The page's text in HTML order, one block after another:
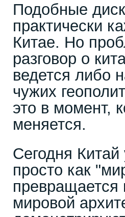
Подобные
практически
Китае. Но
разговор о
ведется либо
чужих
это в момент,
меняется.
Сегодня
просто как
превращается
мировой